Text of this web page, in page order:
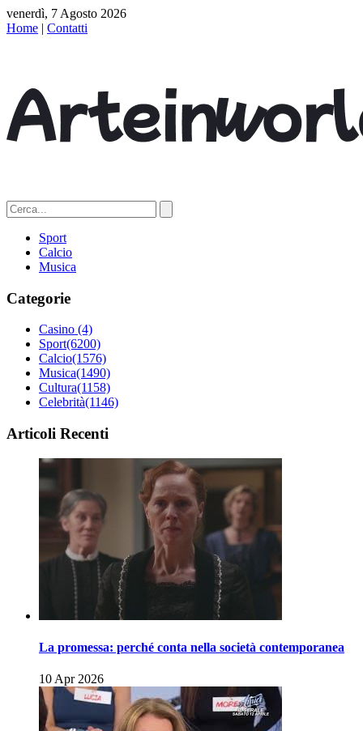
venerdì, 7 Agosto 2026
Home | Contatti
Sport
Calcio
Musica
Categorie
Casino (4)
Sport(6200)
Calcio(1576)
Musica(1490)
Cultura(1158)
Celebrità(1146)
Articoli Recenti
La promessa: perché conta nella società contemporanea
10 Apr 2026